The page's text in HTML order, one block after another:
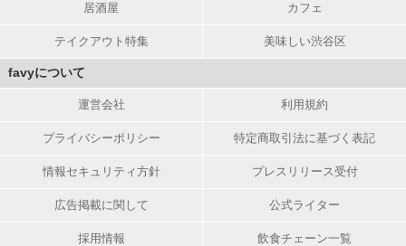
居酒屋 カフェ
テイクアウト特集 美味しい渋谷区
favyについて
運営会社 利用規約
プライバシーポリシー 特定商取引法に基づく表記
情報セキュリティ方針 プレスリリース受付
広告掲載に関して 公式ライター
採用情報 飲食チェーン一覧